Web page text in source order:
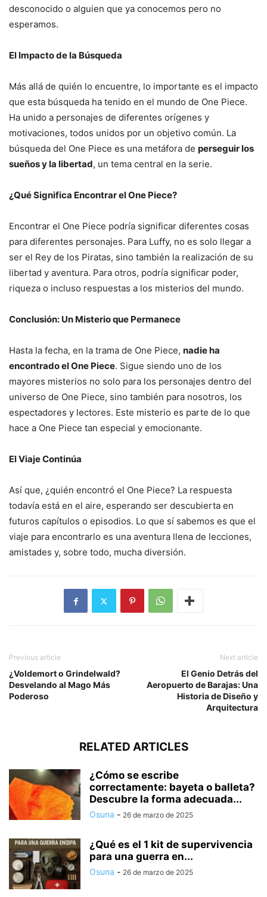
desconocido o alguien que ya conocemos pero no
esperamos.
El Impacto de la Búsqueda
Más allá de quién lo encuentre, lo importante es el impacto
que esta búsqueda ha tenido en el mundo de One Piece.
Ha unido a personajes de diferentes orígenes y
motivaciones, todos unidos por un objetivo común. La
búsqueda del One Piece es una metáfora de perseguir los
sueños y la libertad, un tema central en la serie.
¿Qué Significa Encontrar el One Piece?
Encontrar el One Piece podría significar diferentes cosas
para diferentes personajes. Para Luffy, no es solo llegar a
ser el Rey de los Piratas, sino también la realización de su
libertad y aventura. Para otros, podría significar poder,
riqueza o incluso respuestas a los misterios del mundo.
Conclusión: Un Misterio que Permanece
Hasta la fecha, en la trama de One Piece, nadie ha
encontrado el One Piece. Sigue siendo uno de los
mayores misterios no solo para los personajes dentro del
universo de One Piece, sino también para nosotros, los
espectadores y lectores. Este misterio es parte de lo que
hace a One Piece tan especial y emocionante.
El Viaje Continúa
Así que, ¿quién encontró el One Piece? La respuesta
todavía está en el aire, esperando ser descubierta en
futuros capítulos o episodios. Lo que sí sabemos es que el
viaje para encontrarlo es una aventura llena de lecciones,
amistades y, sobre todo, mucha diversión.
Previous article
¿Voldemort o Grindelwald?
Desvelando al Mago Más
Poderoso
Next article
El Genio Detrás del
Aeropuerto de Barajas: Una
Historia de Diseño y
Arquitectura
RELATED ARTICLES
¿Cómo se escribe
correctamente: bayeta o balleta?
Descubre la forma adecuada...
Osuna - 26 de marzo de 2025
¿Qué es el 1 kit de supervivencia
para una guerra en...
Osuna - 26 de marzo de 2025